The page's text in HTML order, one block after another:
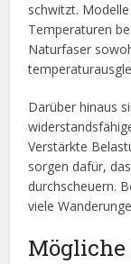
schwitzt.
Temperaturen
Naturfaser
Darüber hinaus
Verstärkte
sorgen dafür,
durchscheuern.
viele